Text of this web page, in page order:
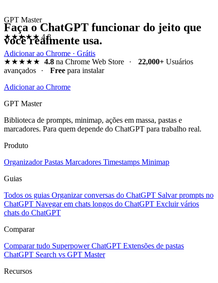
GPT Master
★★★★★ 4.8
Adicionar ao Chrome · Grátis
Faça o ChatGPT funcionar do jeito que
você realmente usa.
★★★★★ 4.8na Chrome Web Store · 22,000+Usuários
avançados
· Free para instalar
Adicionar ao Chrome
GPT Master
Biblioteca de prompts, minimap, ações em massa, pastas e
marcadores. Para quem depende do ChatGPT para trabalho real.
Produto
OrganizadorPastas Marcadores Timestamps Minimap
Guias
Todos os guias Organizar conversas do ChatGPT Salvar prompts no
ChatGPT Navegar em chats longos do ChatGPT Excluir vários
chats do ChatGPT
Comparar
Comparar tudo Superpower ChatGPT Extensões de pastas
ChatGPT Search vs GPT Master
Recursos